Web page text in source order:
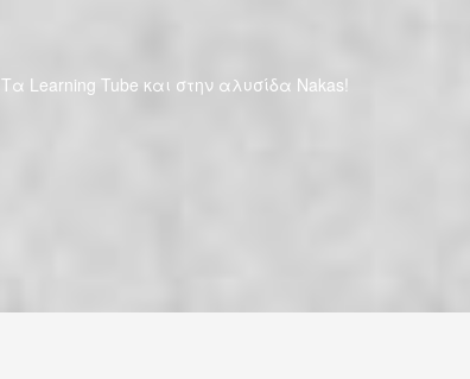
Τα Learning Tube και στην αλυσίδα Nakas!